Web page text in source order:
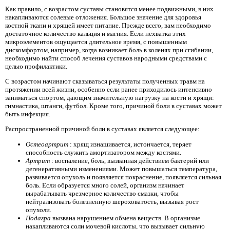
Как правило, с возрастом суставы становятся менее подвижными, в них
накапливаются солевые отложения. Большое значение для здоровья
костной ткани и хрящей имеет питание. Прежде всего, вам необходимо
достаточное количество кальция и магния. Если нехватка этих
микроэлементов ощущается длительное время, с повышенным
дискомфортом, например, когда возникает боль в коленях при сгибании,
необходимо найти способ лечения суставов народными средствами с
целью профилактики.
С возрастом начинают сказываться результаты полученных травм на
протяжении всей жизни, особенно если ранее приходилось интенсивно
заниматься спортом, дающим значительную нагрузку на кости и хрящи:
гимнастика, штанги, футбол. Кроме того, причиной боли в суставах может
быть инфекция.
Распространенной причиной боли в суставах является следующее:
Остеоартрит : хрящ изнашивается, истончается, теряет
способность служить амортизатором между костями.
Артрит : воспаление, боль, вызванная действием бактерий или
дегенеративными изменениями. Может повышаться температура,
развивается опухоль и появляется покраснение, появляется сильная
боль. Если образуется много солей, организм начинает
вырабатывать чрезмерное количество смазки, чтобы
нейтрализовать болезненную шероховатость, вызывая рост
опухоли.
Подагра вызвана нарушением обмена веществ. В организме
накапливаются соли мочевой кислоты, что вызывает сильную